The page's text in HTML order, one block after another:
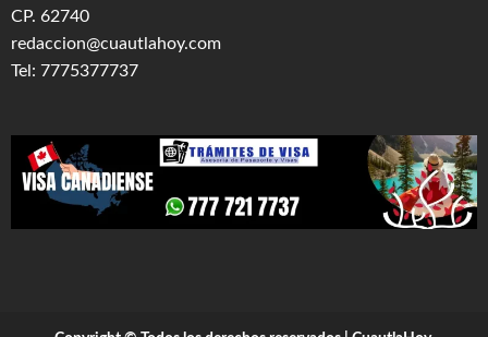
CP. 62740
redaccion@cuautlahoy.com
Tel: 7775377737